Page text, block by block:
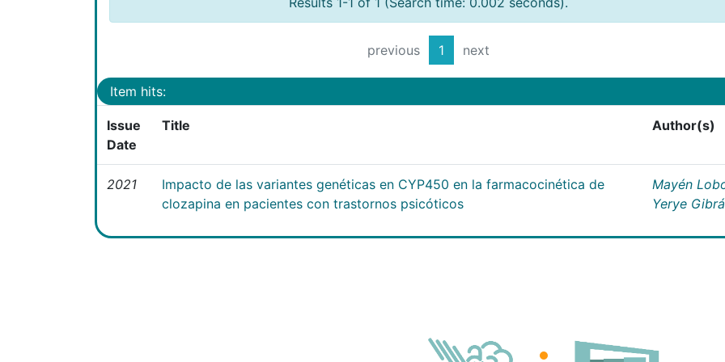
previous 1 next
Item hits:
Issue
Date
Title Author(s)
2021
Impacto de las variantes genéticas en CYP450 en la farmacocinética de
clozapina en pacientes con trastornos psicóticos
Mayén
Yerye